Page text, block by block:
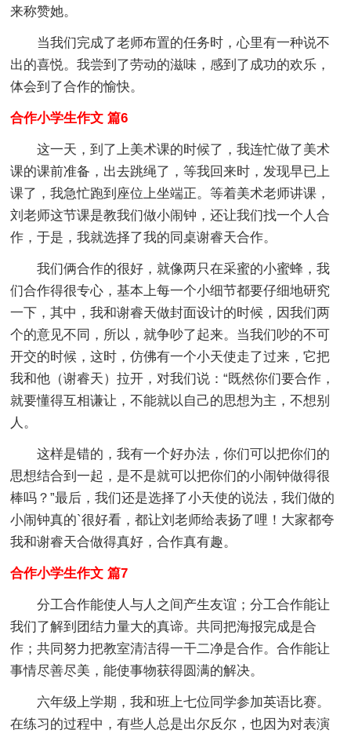
来称赞她。
当我们完成了老师布置的任务时，心里有一种说不
出的喜悦。我尝到了劳动的滋味，感到了成功的欢乐，
体会到了合作的愉快。
合作小学生作文 篇6
这一天，到了上美术课的时候了，我连忙做了美术
课的课前准备，出去跳绳了，等我回来时，发现早已上
课了，我急忙跑到座位上坐端正。等着美术老师讲课，
刘老师这节课是教我们做小闹钟，还让我们找一个人合
作，于是，我就选择了我的同桌谢睿天合作。
我们俩合作的很好，就像两只在采蜜的小蜜蜂，我
们合作得很专心，基本上每一个小细节都要仔细地研究
一下，其中，我和谢睿天做封面设计的时候，因我们两
个的意见不同，所以，就争吵了起来。当我们吵的不可
开交的时候，这时，仿佛有一个小天使走了过来，它把
我和他（谢睿天）拉开，对我们说：“既然你们要合作，
就要懂得互相谦让，不能就以自己的思想为主，不想别
人。
这样是错的，我有一个好办法，你们可以把你们的
思想结合到一起，是不是就可以把你们的小闹钟做得很
棒吗？”最后，我们还是选择了小天使的说法，我们做的
小闹钟真的`很好看，都让刘老师给表扬了哩！大家都夸
我和谢睿天合做得真好，合作真有趣。
合作小学生作文 篇7
分工合作能使人与人之间产生友谊；分工合作能让
我们了解到团结力量大的真谛。共同把海报完成是合
作；共同努力把教室清洁得一干二净是合作。合作能让
事情尽善尽美，能使事物获得圆满的解决。
六年级上学期，我和班上七位同学参加英语比赛。
在练习的过程中，有些人总是出尔反尔，也因为对表演